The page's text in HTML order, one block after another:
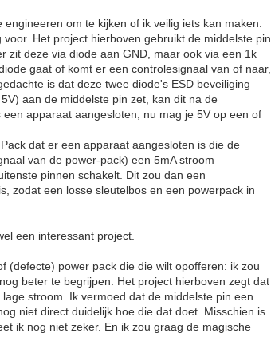
om te kijken of ik veilig iets kan maken.
Het project hierboven gebruikt de middelste pin
zit deze via diode aan GND, maar ook via een 1k
gaat of komt er een controlesignaal van of naar,
is dat deze twee diode's ESD beveiliging
aan de middelste pin zet, kan dit na de
apparaat aangesloten, nu mag je 5V op een of
dat er een apparaat aangesloten is die de
van de power-pack) een 5mA stroom
pinnen schakelt. Dit zou dan een
zodat een losse sleutelbos en een powerpack in
een interessant project.
(defecte) power pack die die wilt opofferen: ik zou
beter te begrijpen. Het project hierboven zegt dat
stroom. Ik vermoed dat de middelste pin een
niet direct duidelijk hoe die dat doet. Misschien is
ik nog niet zeker. En ik zou graag de magische